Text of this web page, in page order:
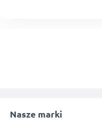
Nasze marki